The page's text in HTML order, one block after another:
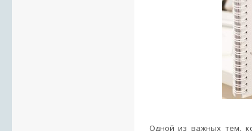
Одной из важных тем,